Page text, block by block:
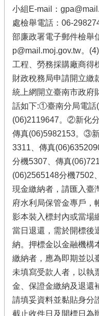
小組E-mail：
處檢舉電話：06-
部廉政署電子郵件檢舉
p@mail.moj.gov.tw。
工程、勞務採購廠商得
財政稅務局申請開立繳
統上網開立臺南市政府
話如下:①臺南分局電話
(06)2119647。②新化
傳真(06)5982153。③
3311、傳真
分機5307、傳真
(06)2565148分機7502
現金繳納者，請匯入臺
府水利局保管金專戶，
影本裝入標封內或當場
當日退還，需於開標後
納。押標金以金融機構
繳納者，應為即期並以
未填寫受款人者，以
金、保證金繳納及退還
請填妥資料並黏貼身分
截止收件日及開標日為